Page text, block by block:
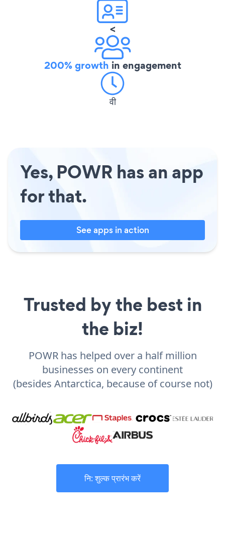
<
200% growth in engagement
वी
Yes, POWR has an app
for that.
See apps in action
Trusted by the best in
the biz!
POWR has helped over a half million
businesses on every continent
(besides Antarctica, because of course not)
नि: शुल्क प्रारंभ करें